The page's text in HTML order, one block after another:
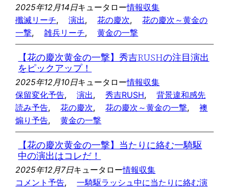
2025年12月14日キュータロー情報収集
殲滅リーチ, 演出, 花の慶次,
花の慶次～黄金の
一撃, 雑兵リーチ, 黄金の一撃
【花の慶次黄金の一撃】秀吉RUSHの注目演出
をピックアップ！
2025年12月10日キュータロー情報収集
保留変化予告, 演出, 秀吉RUSH,
背景違和感先
読み予告, 花の慶次, 花の慶次～黄金の一撃,
襖
煽り予告, 黄金の一撃
【花の慶次黄金の一撃】当たりに絡む一騎駆
中の演出はコレだ！
2025年12月7日キュータロー情報収集
コメント予告,
一騎駆ラッシュ中に当たりに絡む演